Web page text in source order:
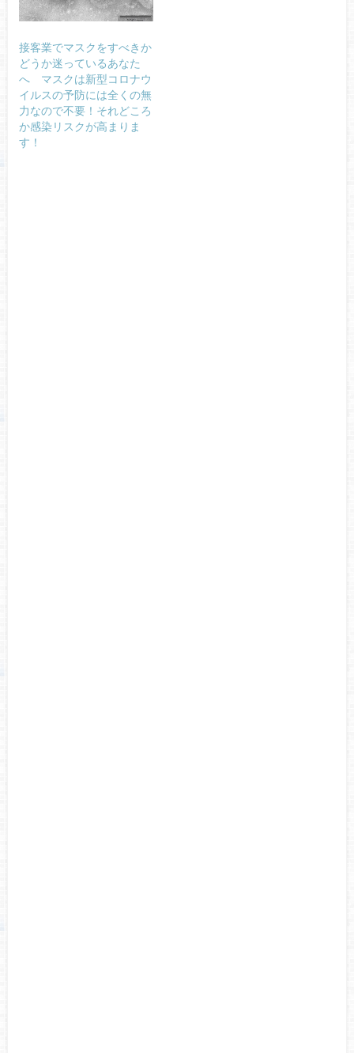
接客業でマスクをすべきか
どうか迷っているあなた
へ マスクは新型コロナウ
イルスの予防には全くの無
力なので不要！それどころ
か感染リスクが高まりま
す！